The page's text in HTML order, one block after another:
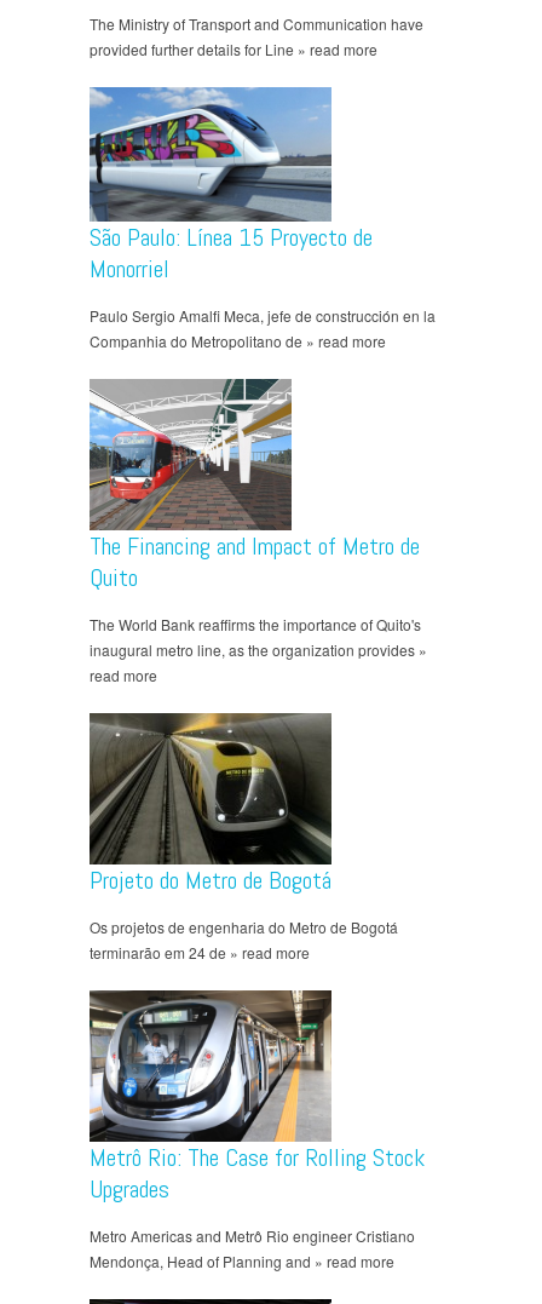
The Ministry of Transport and Communication have
provided further details for Line » read more
São Paulo: Línea 15 Proyecto de
Monorriel
Paulo Sergio Amalfi Meca, jefe de construcción en la
Companhia do Metropolitano de » read more
The Financing and Impact of Metro de
Quito
The World Bank reaffirms the importance of Quito's
inaugural metro line, as the organization provides »
read more
Projeto do Metro de Bogotá
Os projetos de engenharia do Metro de Bogotá
terminarão em 24 de » read more
Metrô Rio: The Case for Rolling Stock
Upgrades
Metro Americas and Metrô Rio engineer Cristiano
Mendonça, Head of Planning and » read more